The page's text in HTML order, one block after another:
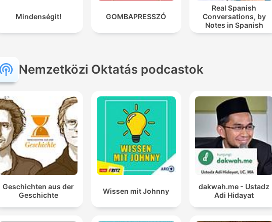
Mindenségit! GOMBAPRESSZÓ
Real Spanish
Conversations, by
Notes in Spanish
Nemzetközi Oktatás podcastok
Geschichten aus der
Geschichte
Wissen mit Johnny
dakwah.me - Ustadz
Adi Hidayat